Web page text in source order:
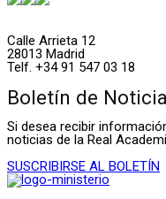
Calle Arrieta 12
28013 Madrid
Telf. +34 91 547 03 18
Boletín de
Si desea recibir
noticias de la Real
SUSCRIBIRSE AL BOLETÍN